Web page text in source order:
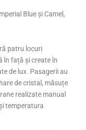
Blue și Camel,
patru locuri
în față și create în
de lux. Pasagerii au
de cristal, măsuțe
realizate manual
temperatura